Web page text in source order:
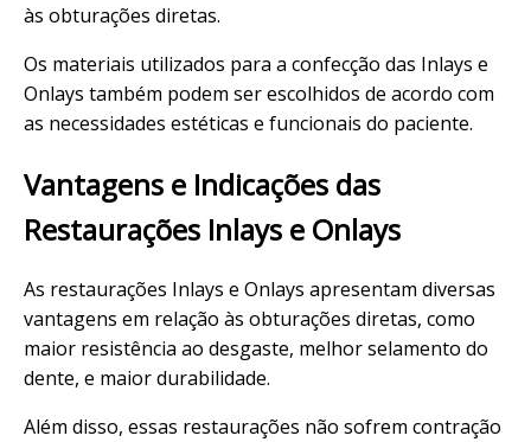
às obturações diretas.
Os materiais utilizados para a confecção das Inlays e
Onlays também podem ser escolhidos de acordo com
as necessidades estéticas e funcionais do paciente.
Vantagens e Indicações das
Restaurações Inlays e Onlays
As restaurações Inlays e Onlays apresentam diversas
vantagens em relação às obturações diretas, como
maior resistência ao desgaste, melhor selamento do
dente, e maior durabilidade.
Além disso, essas restaurações não sofrem contração